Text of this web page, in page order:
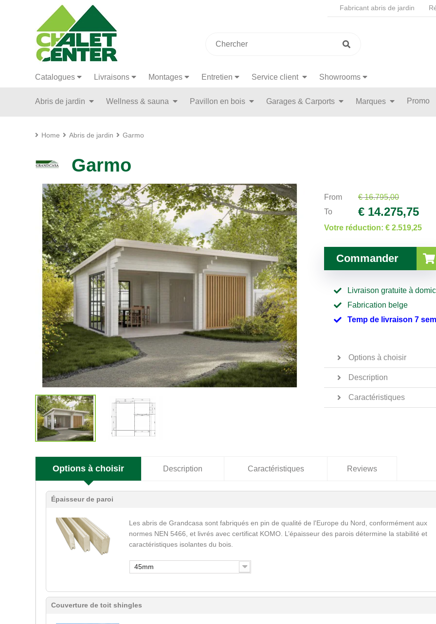
Fabricant abris de jardin
Catalogues Livraisons Montages Entretien Service client Showrooms
Abris de jardin Wellness & sauna Pavillon en bois Garages & Carports Marques Promo
Home Abris de jardin Garmo
Garmo
From
€ 16.795,00
To
€ 14.275,75
Votre réduction: € 2.519,25
Commander
Livraison gratuite à
Fabrication belge
Temp de livraison 7
Options à choisir
Description
Caractéristiques
Options à choisir Description Caractéristiques Reviews
Épaisseur de paroi
Les abris de Grandcasa sont fabriqués en pin de qualité de l'Europe du Nord, conformément aux
normes NEN 5466, et livrés avec certificat KOMO. L’épaisseur des parois détermine la stabilité et
caractéristiques isolantes du bois.
45mm
Couverture de toit shingles